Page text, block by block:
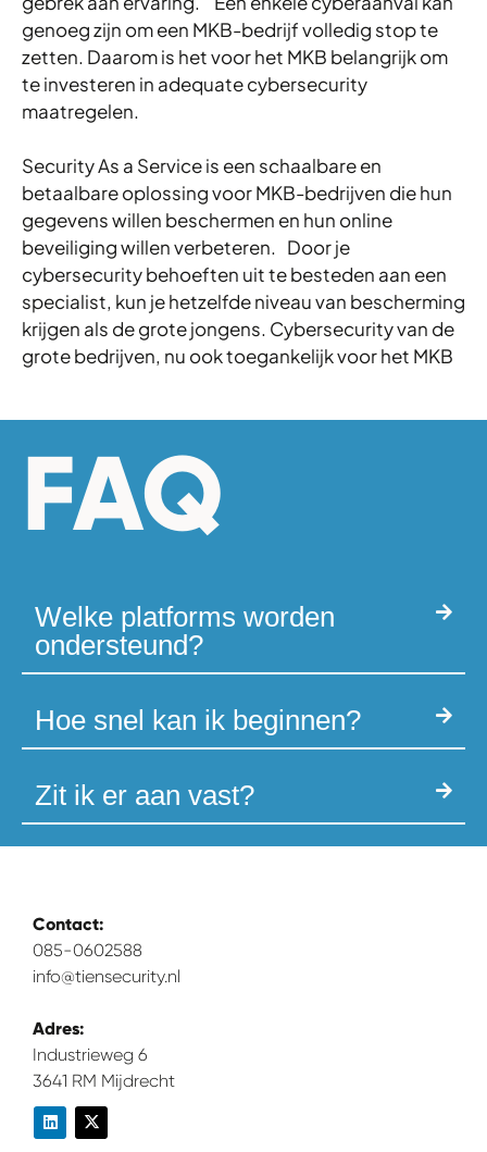
genoeg zijn om een MKB-bedrijf volledig stop te
zetten. Daarom is het voor het MKB belangrijk om
te investeren in adequate cybersecurity
maatregelen.
Security As a Service is een schaalbare en
betaalbare oplossing voor MKB-bedrijven die hun
gegevens willen beschermen en hun online
beveiliging willen verbeteren. Door je
cybersecurity behoeften uit te besteden aan een
specialist, kun je hetzelfde niveau van bescherming
krijgen als de grote jongens. Cybersecurity van de
grote bedrijven, nu ook toegankelijk voor het MKB
FAQ
Welke platforms worden
ondersteund?
Hoe snel kan ik beginnen?
Zit ik er aan vast?
Contact:
085-0602588
info@tiensecurity.nl
Adres:
Industrieweg 6
3641 RM Mijdrecht